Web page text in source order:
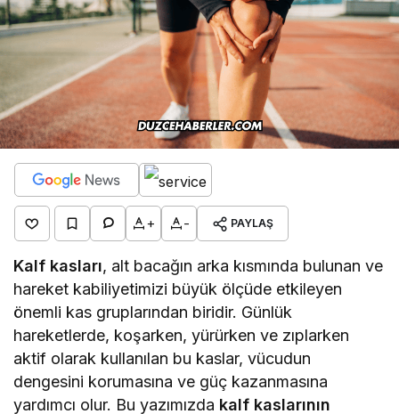
+ - PAYLAŞ
Kalf kasları, alt bacağın arka kısmında bulunan ve
hareket kabiliyetimizi büyük ölçüde etkileyen
önemli kas gruplarından biridir. Günlük
hareketlerde, koşarken, yürürken ve zıplarken
aktif olarak kullanılan bu kaslar, vücudun
dengesini korumasına ve güç kazanmasına
yardımcı olur. Bu yazımızda kalf kaslarının